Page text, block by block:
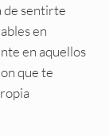
de sentirte
en
en aquellos
que te